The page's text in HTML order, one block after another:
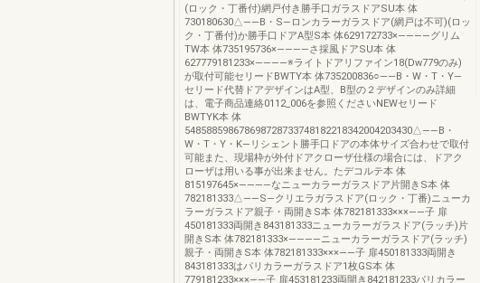
(ロック・丁番付)網戸付き勝手口ガラスドアSU本 体
730180630△――B・S―ロンカラーガラスドア(網戸は不可)(ロッ
ク・丁番付)か勝手口ドアA型S本 体629172733×――――グリム
TW本 体735195736×――――さ採風ドアSU本 体
627779181233×――――※ライトドアリファイン18(Dw779のみ)
が取付可能セリードBWTY本 体735200836○――B・W・T・Y―
セリード代替ドアデザインはA型、B型の２デザインのみ詳細
は、電子商品連絡0112_006を参照くださいNEWセリード
BWTYK本 体
548588598678698728733748182218342004203430△――B・
W・T・Y・K―リシェント勝手口ドアの本体サイズ合わせで取付
可能また、現場枠が外付ドアクローザ仕様の場合には、ドアク
ローザは用いる事が出来ません。たデコルテ本 体
815197645×――――なニューカラーガラスドア片開きS本 体
782181333△――S―クリエラガラスドア(ロック・丁番)ニューカ
ラーガラスドア親子・両開きS本 体782181333×××――子 扉
450181333両開き843181333ニューカラーガラスドア(ラッチ)片
開きS本 体782181333×――――ニューカラーガラスドア(ラッチ)
親子・両開きS本 体782181333×××――子 扉450181333両開き
843181333はパリカラーガラスドア1枚GS本 体
779181233×××――子 扉453181233両開き842181233パリカラー